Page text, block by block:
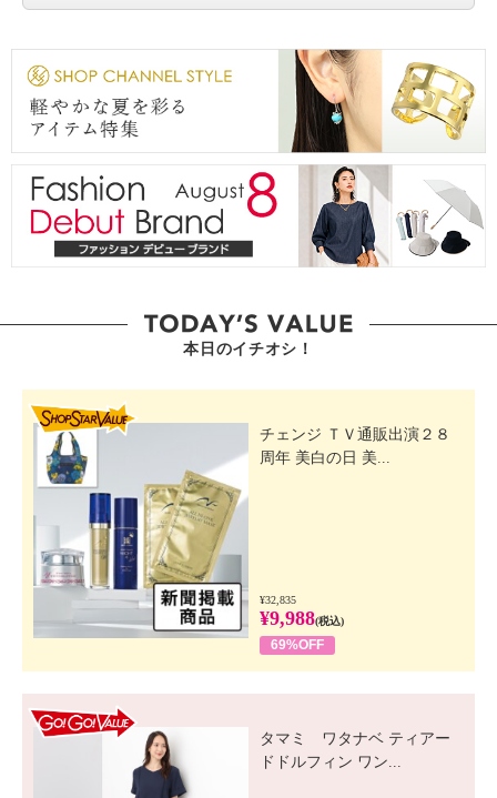
本日のイチオシ！
チェンジ ＴＶ通販出演２８
周年 美白の日 美...
¥32,835
¥9,988(税込)
69%OFF
タマミ ワタナベ ティアー
ドドルフィン ワン...